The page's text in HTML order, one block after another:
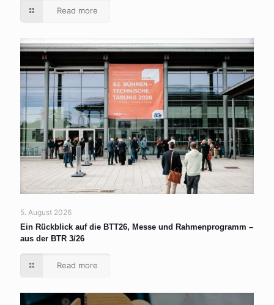
Read more
5. August 2026
Ein Rückblick auf die BTT26, Messe und Rahmenprogramm –
aus der BTR 3/26
Read more